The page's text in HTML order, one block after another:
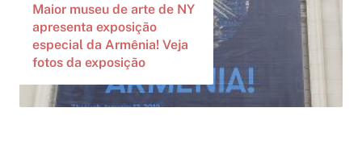
Maior museu de arte de NY
apresenta exposição
especial da Armênia! Veja
fotos da exposição